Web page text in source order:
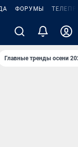
ФОРУМЫ
Главные тренды осени